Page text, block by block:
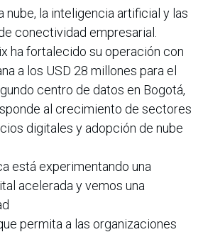
nube, la inteligencia artificial y las
conectividad empresarial.
ha fortalecido su operación con
a los USD 28 millones para el
centro de datos en Bogotá,
al crecimiento de sectores
digitales y adopción de nube
está experimentando una
acelerada y vemos una
permita a las organizaciones